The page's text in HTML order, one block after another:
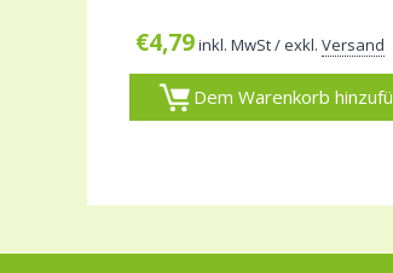
€4,79inkl. MwSt/ exkl. Versand
Dem Warenkorb